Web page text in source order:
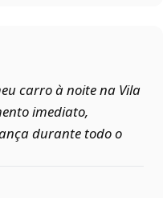
carro à noite na Vila
imediato,
durante todo o